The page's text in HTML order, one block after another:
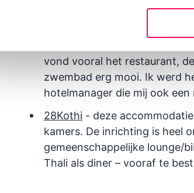
logeren. Er is ook een kleine
vond vooral het restaurant,
zwembad erg mooi. Ik werd
hotelmanager die mij ook
28Kothi - deze
kamers. De inrichting is heel
gemeenschappelijke lounge/
Thali als diner – vooraf te